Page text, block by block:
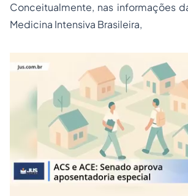
Conceitualmente, nas informações
Medicina Intensiva Brasileira,